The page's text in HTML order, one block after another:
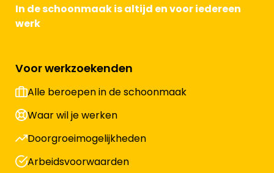
In de schoonmaak is altijd en voor iedereen
werk
Voor werkzoekenden
Alle beroepen in de schoonmaak
Waar wil je werken
Doorgroeimogelijkheden
Arbeidsvoorwaarden